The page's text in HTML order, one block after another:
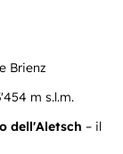
Brienz
m s.l.m.
dell'Aletsch – il